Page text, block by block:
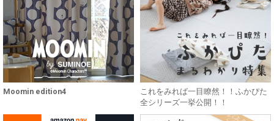
Moomin edition4
これをみれば一目瞭然！！ふかぴた
全シリーズ一挙公開！！